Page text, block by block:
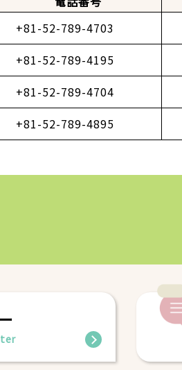
+81-52-789-4703
+81-52-789-4195
+81-52-789-4704
+81-52-789-4895